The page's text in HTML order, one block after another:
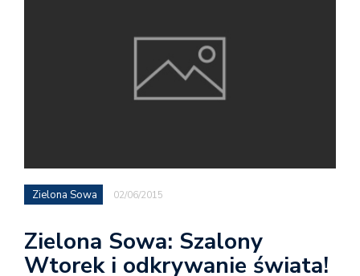
Zielona Sowa 02/06/2015
Zielona Sowa: Szalony
Wtorek i odkrywanie świata!